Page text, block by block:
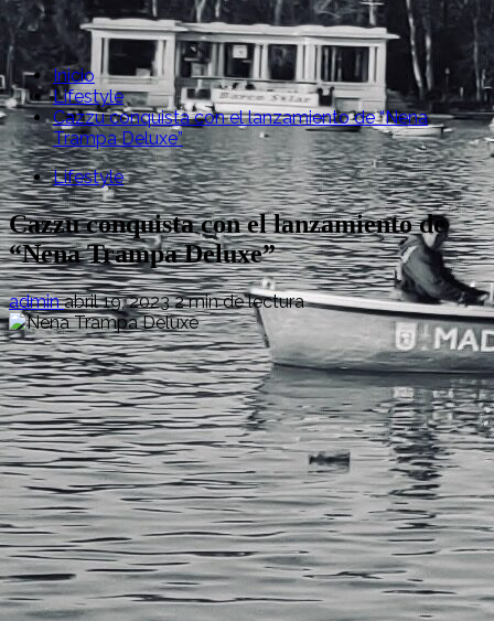
Inicio
Lifestyle
Cazzu conquista con el lanzamiento de “Nena
Trampa Deluxe”
Lifestyle
Cazzu conquista con el lanzamiento de
“Nena Trampa Deluxe”
adminabril 19, 20232 min de lectura